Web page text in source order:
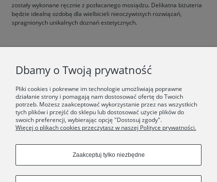
zostały wykonane ręcznie z pozłacanego mosiądzu. Delikatna biżuteria
będzie idealną ozdobą dla wielbicieli nieoczywistych rozwiązań,
spragnionych unikalnych doznań estetycznych.
ŚWIAT ORSKA
Dołącz do nas:
Copyrights © 2024 - ORSKA
Dbamy o Twoją prywatność
Pliki cookies i pokrewne im technologie umożliwiają poprawne
działanie strony i pomagają nam dostosować ofertę do Twoich
potrzeb. Możesz zaakceptować wykorzystanie przez nas wszystkich
tych plików i przejść do sklepu lub dostosować użycie plików do
swoich preferencji, wybierając opcję "Dostosuj zgody".
Więcej o plikach cookies przeczytasz w naszej Polityce prywatności.
Zaakceptuj tylko niezbędne